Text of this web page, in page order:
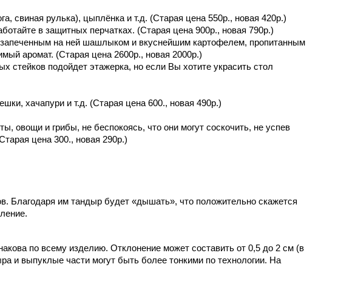
свиная рулька), цыплёнка и т.д. (Старая цена 550р., новая 420р.)
в защитных перчатках. (Старая цена 900р., новая 790р.)
на ней шашлыком и вкуснейшим картофелем, пропитанным
аромат. (Старая цена 2600р., новая 2000р.)
стейков подойдет этажерка, но если Вы хотите украсить стол
хачапури и т.д. (Старая цена 600., новая 490р.)
и грибы, не беспокоясь, что они могут соскочить, не успев
цена 300., новая 290р.)
Благодаря им тандыр будет «дышать», что положительно скажется
по всему изделию. Отклонение может составить от 0,5 до 2 см (в
и выпуклые части могут быть более тонкими по технологии. На
комплектующие (крышки, колпачки, поддувала)